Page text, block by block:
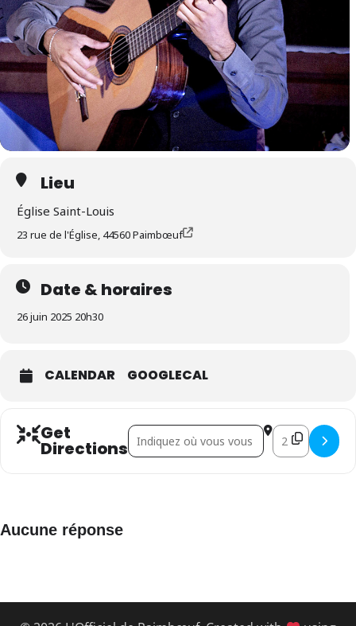
Lieu
Église Saint-Louis
23 rue de l'Église, 44560 Paimbœuf
Date & horaires
26 juin 2025 20h30
CALENDAR GOOGLECAL
Get
Directions
Address - Paco Ibañez [] Destination
Aucune réponse